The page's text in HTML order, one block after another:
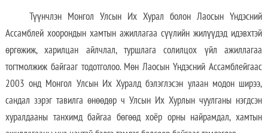
Түүнчлэн Монгол Улсын Их Хурал болон Лаосын Үндэсний
Ассамблей хоорондын хамтын ажиллагаа сүүлийн жилүүдэд идэвхтэй
өргөжиж, харилцан айлчлал, туршлага солилцох үйл ажиллагаа
тогтмолжиж байгааг тодотголоо. Мөн Лаосын Үндэсний Ассамблейгаас
2003 онд Монгол Улсын Их Хуралд бэлэглэсэн улаан модон ширээ,
сандал зэрэг тавилга өнөөдөр ч Улсын Их Хурлын чуулганы нэгдсэн
хуралдааны танхимд байгаа бөгөөд хоёр орны найрамдал, хамтын